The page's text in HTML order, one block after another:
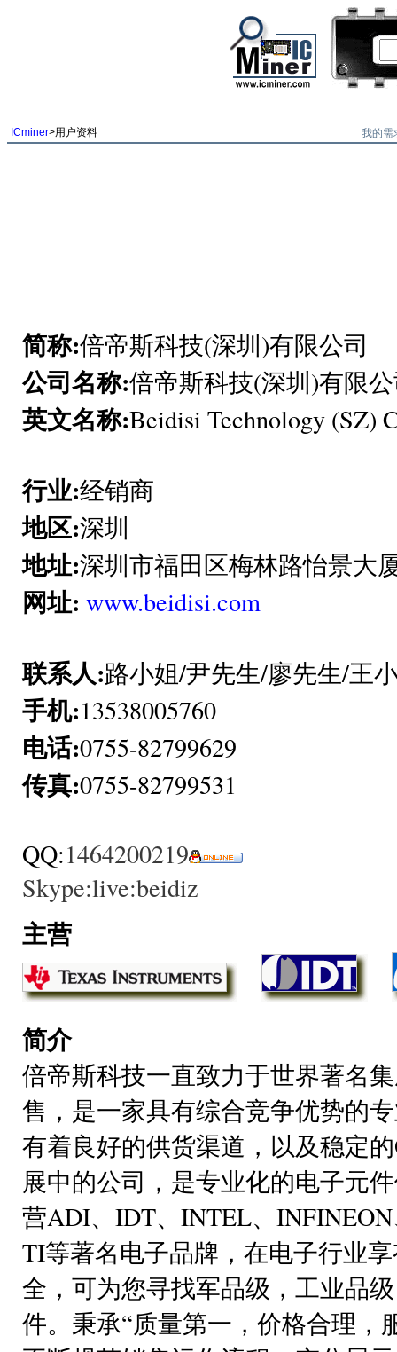
ICminer>用户资料 我的需
简称:倍帝斯科技(深圳)有限公司
公司名称:倍帝斯科技(深圳)有限
英文名称:Beidisi Technology (SZ)
行业:经销商
地区:深圳
地址:深圳市福田区梅林路怡景大
网址: www.beidisi.com
联系人:路小姐/尹先生/廖先生/王
手机:13538005760
电话:0755-82799629
传真:0755-82799531
QQ:1464200219
Skype:live:beidiz
主营
简介
倍帝斯科技一直致力于世界著名
售，是一家具有综合竞争优势的
有着良好的供货渠道，以及稳定
展中的公司，是专业化的电子元
营ADI、IDT、INTEL、
TI等著名电子品牌，在电子行业
全，可为您寻找军品级，工业品
件。秉承“质量第一，价格合理，